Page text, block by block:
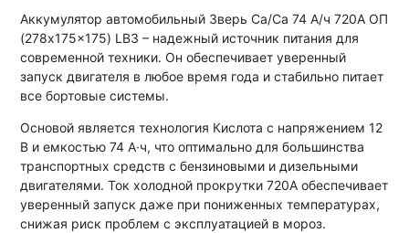
Аккумулятор автомобильный Зверь Са/Са 74 А/ч 720А ОП
(278x175x175) LB3 – надежный источник питания для
современной техники. Он обеспечивает уверенный
запуск двигателя в любое время года и стабильно питает
все бортовые системы.
Основой является технология Кислота с напряжением 12
В и емкостью 74 А·ч, что оптимально для большинства
транспортных средств с бензиновыми и дизельными
двигателями. Ток холодной прокрутки 720A обеспечивает
уверенный запуск даже при пониженных температурах,
снижая риск проблем с эксплуатацией в мороз.